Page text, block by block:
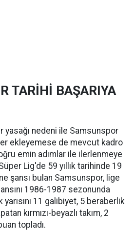
TARİHİ BAŞARIYA
yasağı nedeni ile Samsunspor
ekleyemese de mevcut kadro
emin adımlar ile ilerlenmeye
Lig'de 59 yıllık tarihinde 19
şansı bulan Samsunspor, lige
1986-1987 sezonunda
11 galibiyet, 5 beraberlik
kırmızı-beyazlı takım, 2
topladı.